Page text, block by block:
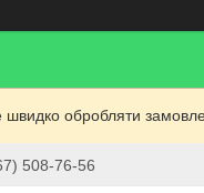
обробляти
508-76-56